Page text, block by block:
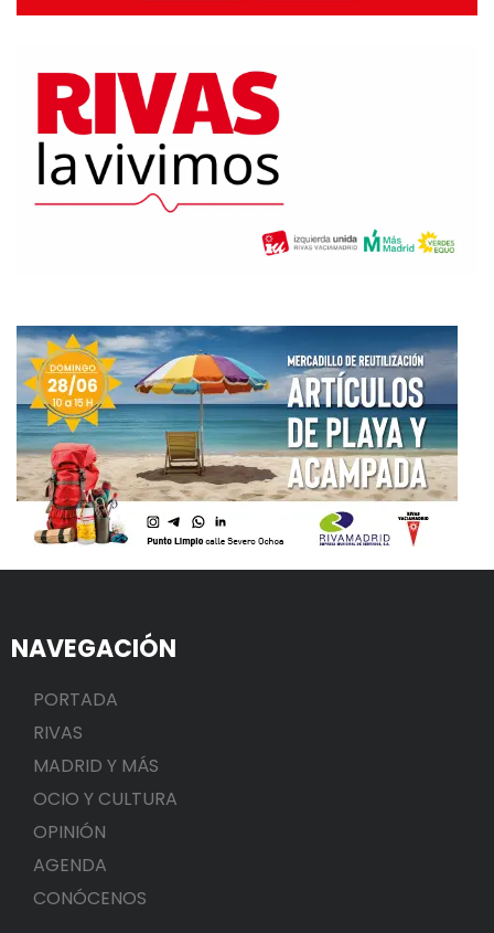
NAVEGACIÓN
PORTADA
RIVAS
MADRID Y MÁS
OCIO Y CULTURA
OPINIÓN
AGENDA
CONÓCENOS